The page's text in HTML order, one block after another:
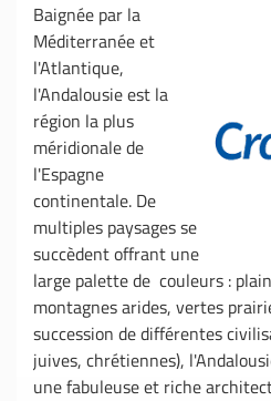
Baignée par la
Méditerranée et
l'Atlantique,
l'Andalousie est la
région la plus
méridionale de
l'Espagne
continentale. De
multiples paysages se
succèdent offrant une
large palette de couleurs :
montagnes arides, vertes
succession de différentes
juives, chrétiennes),
une fabuleuse et riche